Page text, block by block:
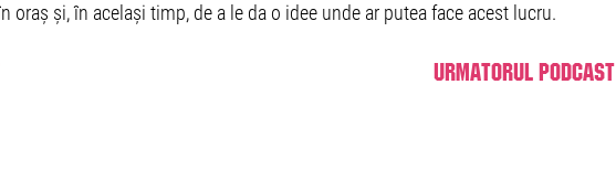
oraș și, în același timp, de a le da o idee unde ar putea face acest lucru.
Urmatorul podcast